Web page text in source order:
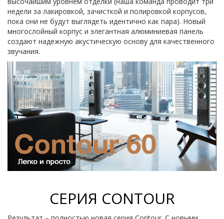
недели за лакировкой, зачисткой и полировкой корпусов,
пока они не будут выглядеть идентично как пара). Новый
многослойный корпус и элегантная алюминиевая панель
создают надежную акустическую основу для качественного
звучания.
СЕРИЯ CONTOUR